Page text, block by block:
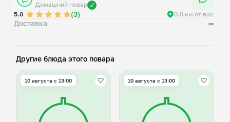
Домашний повар
5.0
(3) 0.0 км от вас
Доставка —
Другие блюда этого повара
10 августа с 13:00 10 августа с 13:00